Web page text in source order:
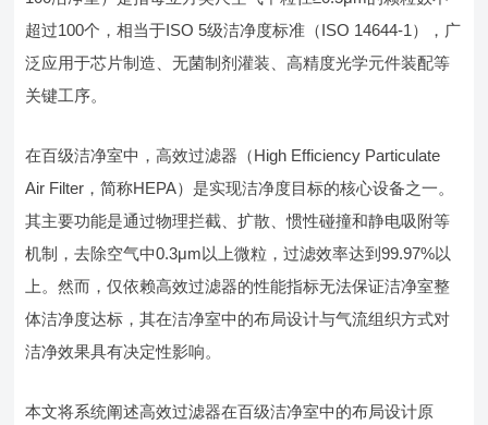
超过100个，相当于ISO 5级洁净度标准（ISO 14644-1），广
泛应用于芯片制造、无菌制剂灌装、高精度光学元件装配等
关键工序。
在百级洁净室中，高效过滤器（High Efficiency Particulate
Air Filter，简称HEPA）是实现洁净度目标的核心设备之一。
其主要功能是通过物理拦截、扩散、惯性碰撞和静电吸附等
机制，去除空气中0.3μm以上微粒，过滤效率达到99.97%以
上。然而，仅依赖高效过滤器的性能指标无法保证洁净室整
体洁净度达标，其在洁净室中的布局设计与气流组织方式对
洁净效果具有决定性影响。
本文将系统阐述高效过滤器在百级洁净室中的布局设计原